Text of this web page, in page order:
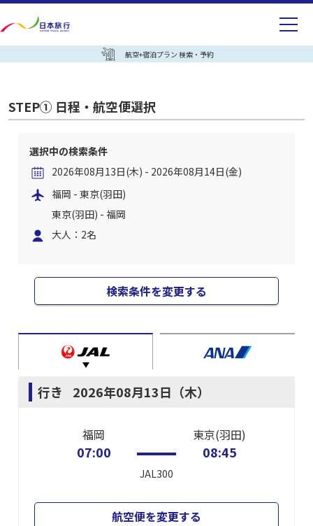
航空+宿泊プラン 検索・予約
STEP① 日程・航空便選択
選択中の検索条件
2026年08月13日(木) - 2026年08月14日(金)
福岡 - 東京(羽田)
東京(羽田) - 福岡
大人：2名
検索条件を変更する
行き 2026年08月13日（木）
福岡
07:00
JAL300
東京(羽田)
08:45
航空便を変更する